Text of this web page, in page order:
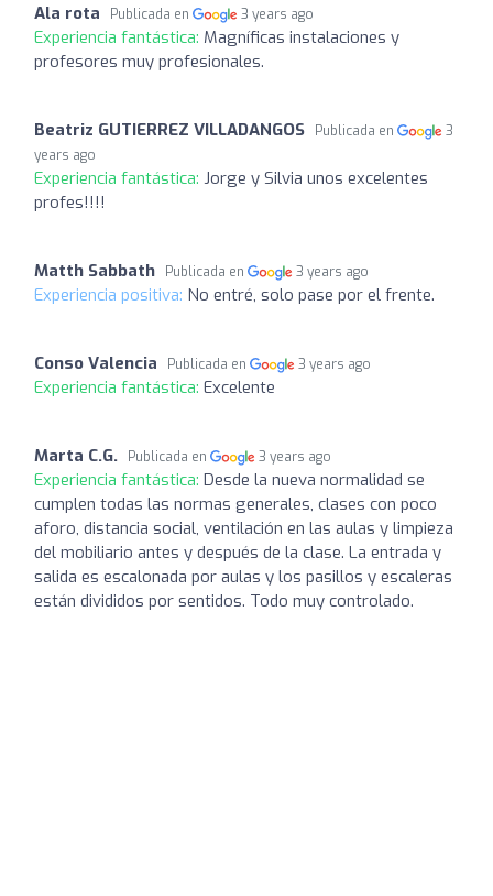
Ala rota Publicada en 3 years ago
Experiencia fantástica: Magníficas instalaciones y
profesores muy profesionales.
Beatriz GUTIERREZ VILLADANGOS Publicada en
3
years ago
Experiencia fantástica: Jorge y Silvia unos excelentes
profes!!!!
Matth Sabbath Publicada en 3 years ago
Experiencia positiva: No entré, solo pase por el frente.
Conso Valencia Publicada en 3 years ago
Experiencia fantástica: Excelente
Marta C.G. Publicada en 3 years ago
Experiencia fantástica: Desde la nueva normalidad se
cumplen todas las normas generales, clases con poco
aforo, distancia social, ventilación en las aulas y limpieza
del mobiliario antes y después de la clase. La entrada y
salida es escalonada por aulas y los pasillos y escaleras
están divididos por sentidos. Todo muy controlado.